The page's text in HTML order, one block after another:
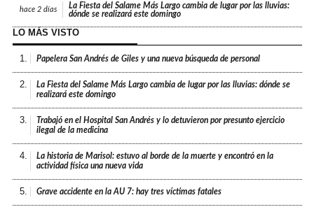
hace 2 días
La Fiesta del Salame Más Largo cambia de lugar por las lluvias:
dónde se realizará este domingo
LO MÁS VISTO
1. Papelera San Andrés de Giles y una nueva búsqueda de personal
2.
La Fiesta del Salame Más Largo cambia de lugar por las lluvias: dónde se
realizará este domingo
3.
Trabajó en el Hospital San Andrés y lo detuvieron por presunto ejercicio
ilegal de la medicina
4.
La historia de Marisol: estuvo al borde de la muerte y encontró en la
actividad física una nueva vida
5. Grave accidente en la AU 7: hay tres víctimas fatales